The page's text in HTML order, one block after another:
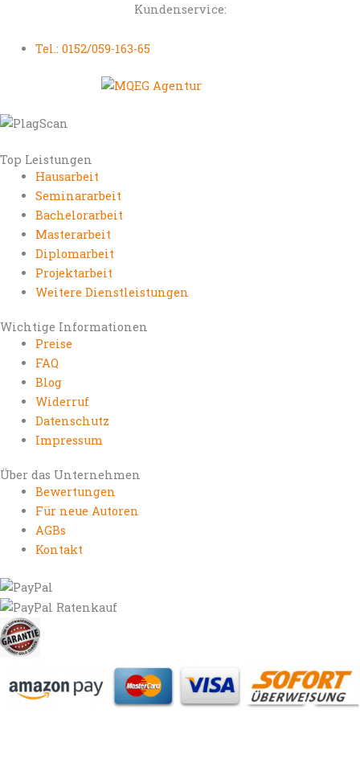
Kundenservice:
Tel.: 0152/059-163-65
Top Leistungen
Hausarbeit
Seminararbeit
Bachelorarbeit
Masterarbeit
Diplomarbeit
Projektarbeit
Weitere Dienstleistungen
Wichtige Informationen
Preise
FAQ
Blog
Widerruf
Datenschutz
Impressum
Über das Unternehmen
Bewertungen
Für neue Autoren
AGBs
Kontakt